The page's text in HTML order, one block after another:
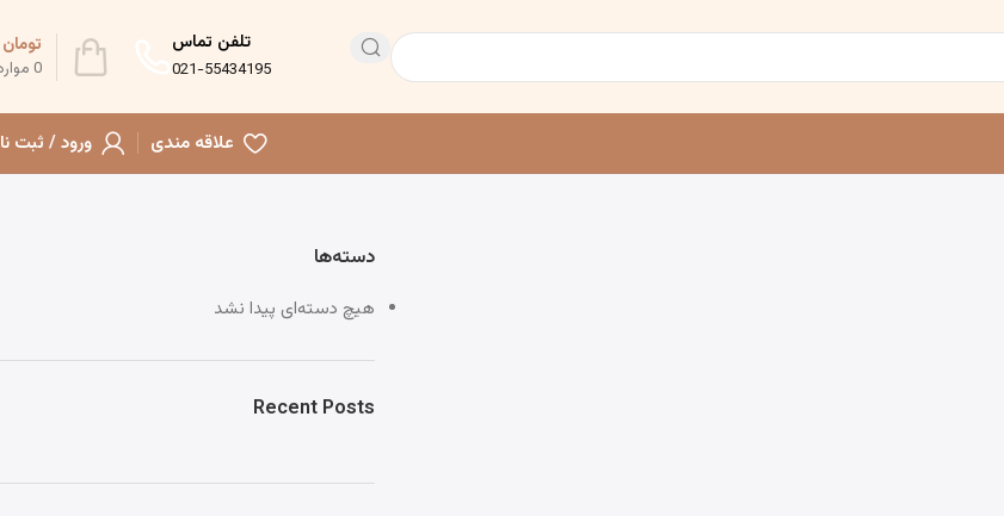
تلفن تماس
021-55434195
0
تومان
علاقه مندی ورود / ثبت
دسته‌ها
هیچ دسته‌ای پیدا نشد
Recent Posts